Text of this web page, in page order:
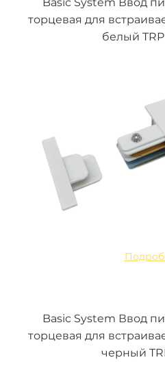
Basic System Ввод
торцевая для
белый
Basic System Ввод
торцевая для
черный